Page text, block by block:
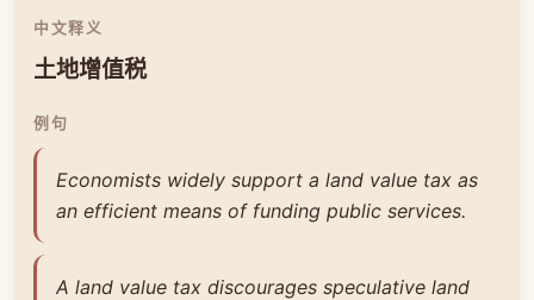
中文释义
土地增值税
例句
Economists widely support a land value tax as
an efficient means of funding public services.
A land value tax discourages speculative land